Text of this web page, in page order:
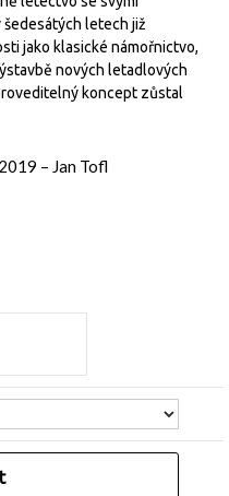
šedesátých letech již
jako klasické námořnictvo,
nových letadlových
koncept zůstal
– Jan Tofl